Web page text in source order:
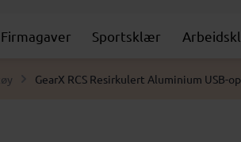
Firmagaver Sportsklær
GearX RCS Resirkulert Aluminium USB-